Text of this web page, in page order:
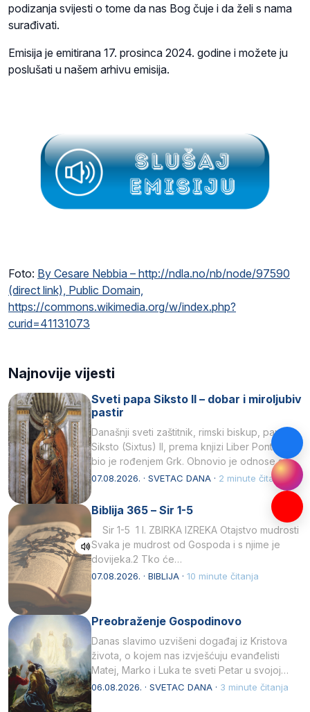
podizanja svijesti o tome da nas Bog čuje i da želi s nama
surađivati.
Emisija je emitirana 17. prosinca 2024. godine i možete ju
poslušati u našem arhivu emisija.
Foto: By Cesare Nebbia – http://ndla.no/nb/node/97590
(direct link), Public Domain,
https://commons.wikimedia.org/w/index.php?
curid=41131073
Najnovije vijesti
Sveti papa Siksto II – dobar i miroljubiv
pastir
Današnji sveti zaštitnik, rimski biskup, papa
Siksto (Sixtus) II, prema knjizi Liber Pontificalis
bio je rođenjem Grk. Obnovio je odnose s
afričkim…
07.08.2026. · SVETAC DANA · 2 minute čitanja
Biblija 365 – Sir 1-5
Sir 1-5 1 I. ZBIRKA IZREKA Otajstvo mudrosti
Svaka je mudrost od Gospoda i s njime je
dovijeka.2 Tko će…
07.08.2026. · BIBLIJA · 10 minute čitanja
Preobraženje Gospodinovo
Danas slavimo uzvišeni događaj iz Kristova
života, o kojem nas izvješćuju evanđelisti
Matej, Marko i Luka te sveti Petar u svojoj
drugoj…
06.08.2026. · SVETAC DANA · 3 minute čitanja